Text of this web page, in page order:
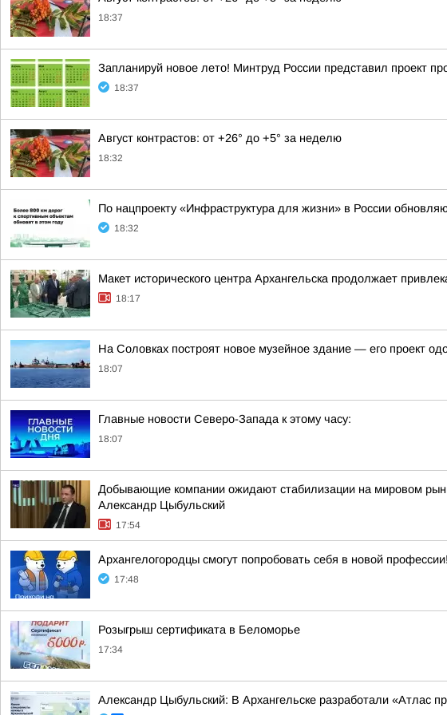
18:37
Запланируй новое лето! Минтруд России представил проект
18:37
Август контрастов: от +26° до +5° за неделю
18:32
По нацпроекту «Инфраструктура для жизни» в России
18:32
Макет исторического центра Архангельска продолжает
18:17
На Соловках построят новое музейное здание — его проект
18:07
Главные новости Северо-Запада к этому часу:
18:07
Добывающие компании ожидают стабилизации на мировом
Александр Цыбульский
17:54
Архангелогородцы смогут попробовать себя в новой профессии!
17:48
Розыгрыш сертификата в Беломорье
17:34
Александр Цыбульский: В Архангельске разработали «Атлас